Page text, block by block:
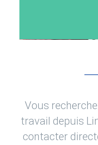
Vous
travail depuis
contacter